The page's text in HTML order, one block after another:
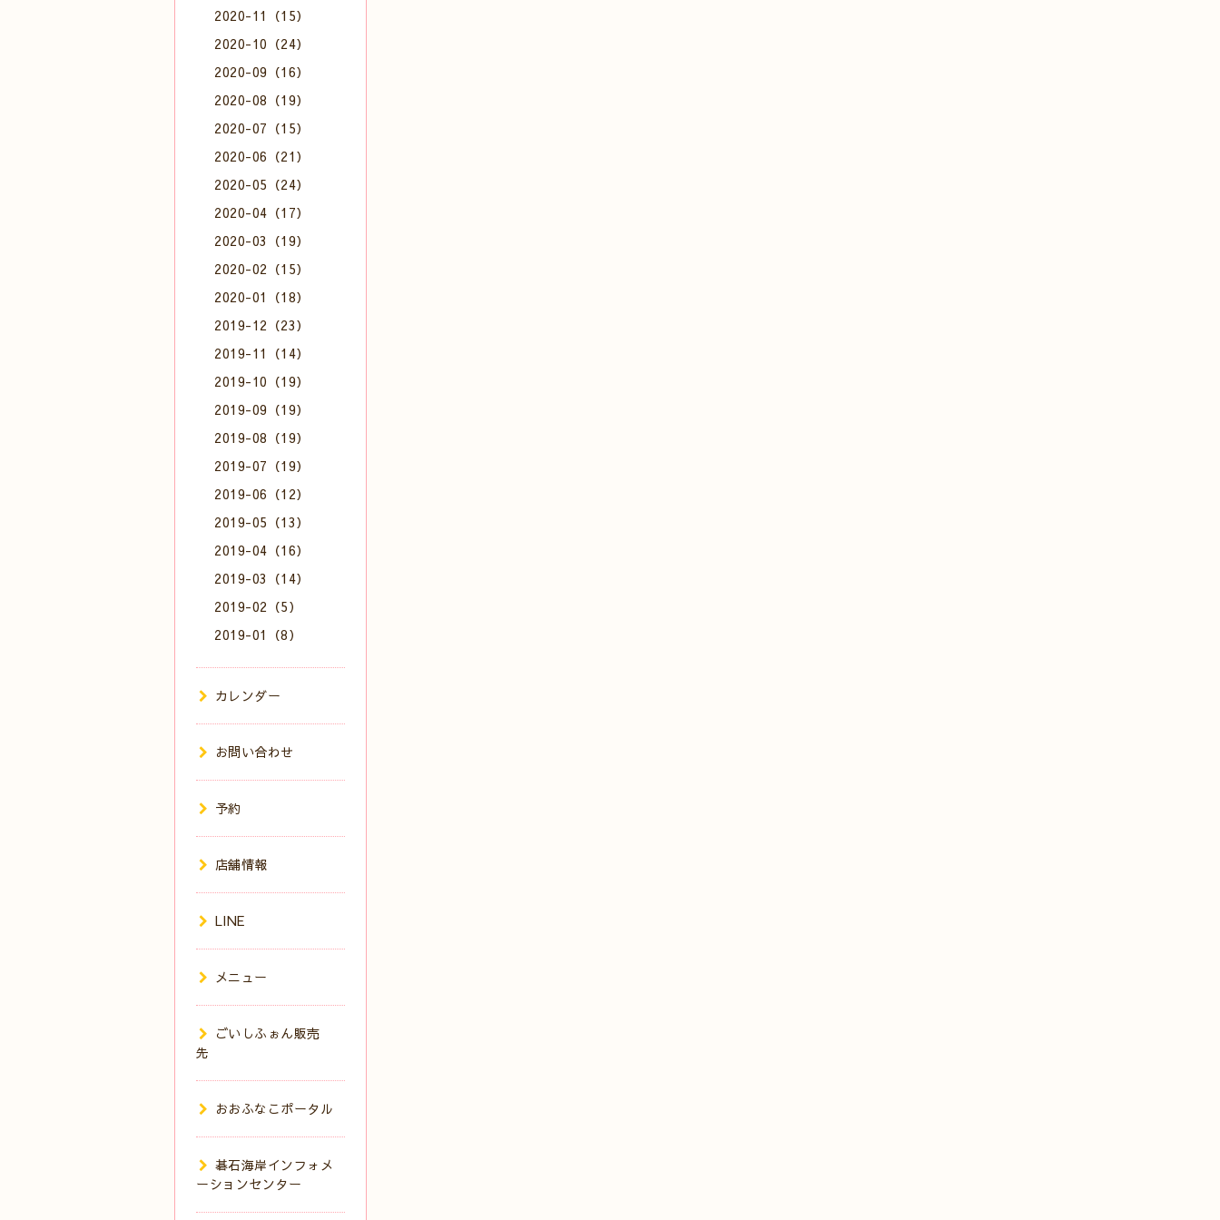
2020-11（15）
2020-10（24）
2020-09（16）
2020-08（19）
2020-07（15）
2020-06（21）
2020-05（24）
2020-04（17）
2020-03（19）
2020-02（15）
2020-01（18）
2019-12（23）
2019-11（14）
2019-10（19）
2019-09（19）
2019-08（19）
2019-07（19）
2019-06（12）
2019-05（13）
2019-04（16）
2019-03（14）
2019-02（5）
2019-01（8）
カレンダー
お問い合わせ
予約
店舗情報
LINE
メニュー
ごいしふぉん販売
先
おおふなこポータル
碁石海岸インフォメ
ーションセンター